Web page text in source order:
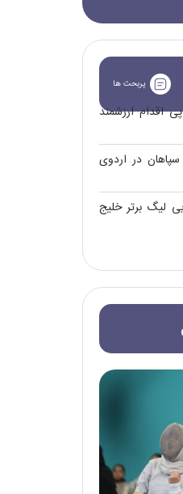
پربحث ها
اقدام ارزشمند
سپاهان در اردوی
لیگ برتر خلیج